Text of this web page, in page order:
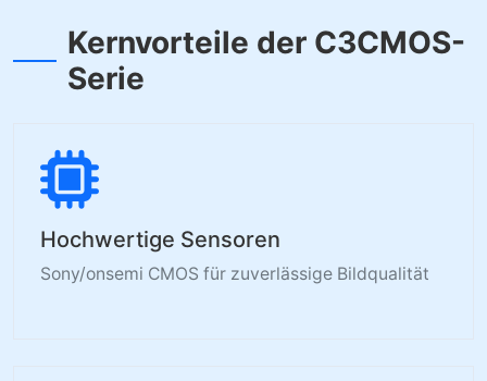
Kernvorteile der C3CMOS-
Serie
Hochwertige Sensoren
Sony/onsemi CMOS für zuverlässige Bildqualität